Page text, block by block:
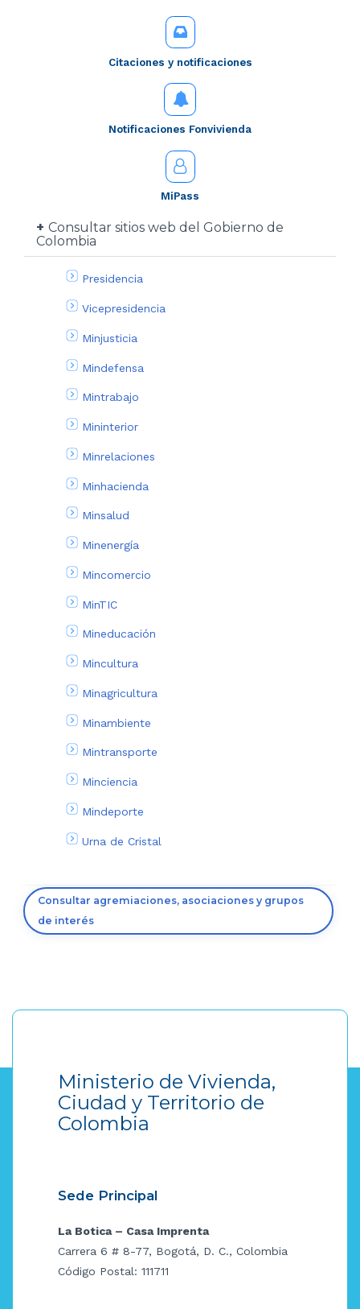
Citaciones y notificaciones
Notificaciones Fonvivienda
MiPass
Consultar sitios web del Gobierno de
Colombia
Presidencia
Vicepresidencia
Minjusticia
Mindefensa
Mintrabajo
Mininterior
Minrelaciones
Minhacienda
Minsalud
Minenergía
Mincomercio
MinTIC
Mineducación
Mincultura
Minagricultura
Minambiente
Mintransporte
Minciencia
Mindeporte
Urna de Cristal
Consultar agremiaciones, asociaciones y grupos
de interés
Ministerio de Vivienda,
Ciudad y Territorio de
Colombia
Sede Principal
La Botica – Casa Imprenta
Carrera 6 # 8-77, Bogotá, D. C., Colombia
Código Postal: 111711